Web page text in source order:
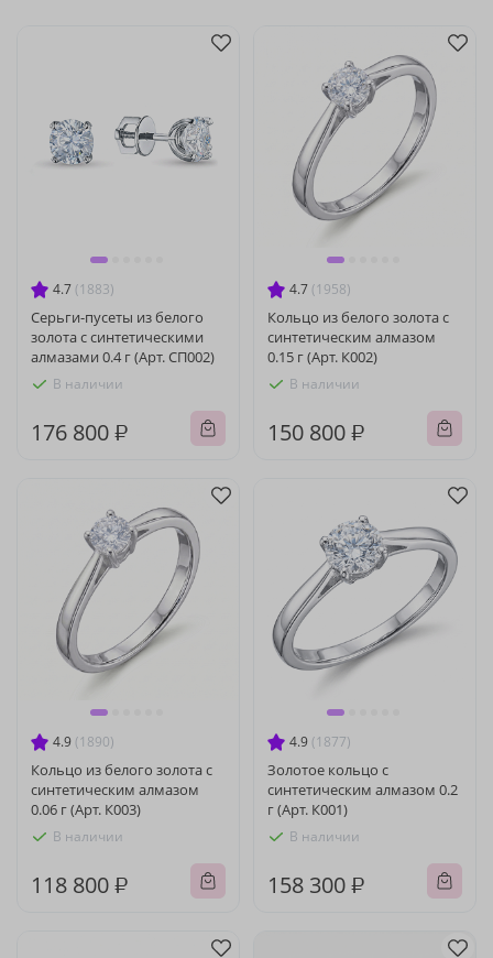
4.7 (1883)
Серьги-пусеты из белого
золота с синтетическими
алмазами 0.4 г (Арт. СП002)
В наличии
176 800 ₽
4.7 (1958)
Кольцо из белого золота с
синтетическим алмазом
0.15 г (Арт. К002)
В наличии
150 800 ₽
4.9 (1890)
Кольцо из белого золота с
синтетическим алмазом
0.06 г (Арт. К003)
В наличии
118 800 ₽
4.9 (1877)
Золотое кольцо с
синтетическим алмазом 0.2
г (Арт. К001)
В наличии
158 300 ₽